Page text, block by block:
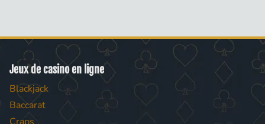
Jeux de casino en ligne
Blackjack
Baccarat